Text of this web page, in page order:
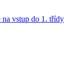
na vstup do 1. třídy